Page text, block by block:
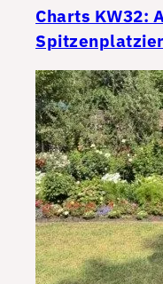
Charts KW32: